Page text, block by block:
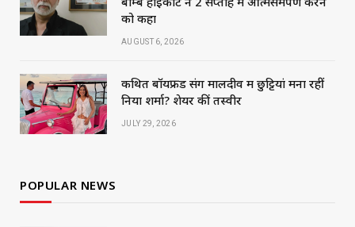
को कहा
AUGUST 6, 2026
कथित बॉयफ्रेंड संग मालदीव में छुट्टियां मना रहीं
निया शर्मा? शेयर कीं तस्वीरें
JULY 29, 2026
POPULAR NEWS